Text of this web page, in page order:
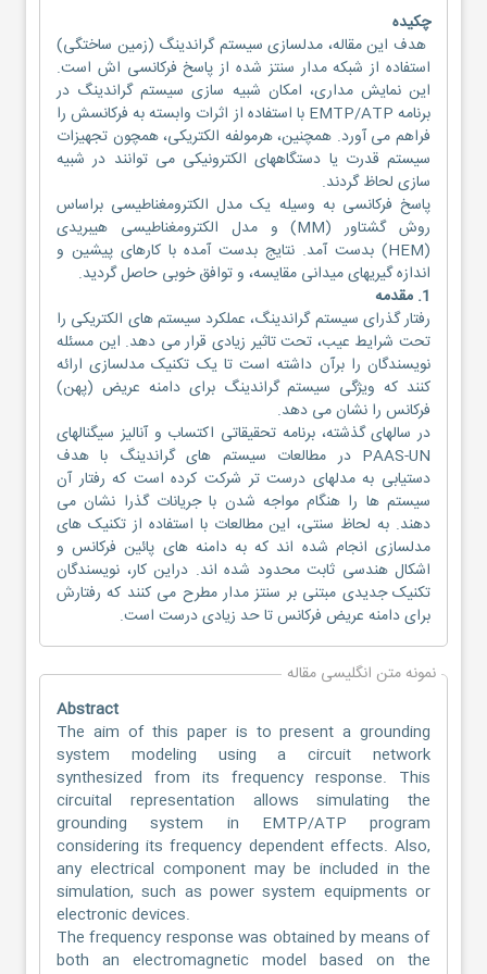
چکیده
هدف این مقاله، مدلسازی سیستم گراندینگ (زمین ساختگی)
استفاده از شبکه مدار سنتز شده از پاسخ فرکانسی اش است.
این نمایش مداری، امکان شبیه سازی سیستم گراندینگ در
برنامه EMTP/ATP با استفاده از اثرات وابسته به فرکانسش را
فراهم می آورد. همچنین، هرمولفه الکتریکی، همچون تجهیزات
سیستم قدرت یا دستگاههای الکترونیکی می توانند در شبیه
سازی لحاظ گردند.
پاسخ فرکانسی به وسیله یک مدل الکترومغناطیسی براساس
روش گشتاور (MM) و مدل الکترومغناطیسی هیبریدی
(HEM) بدست آمد. نتایج بدست آمده با کارهای پیشین و
اندازه گیریهای میدانی مقایسه، و توافق خوبی حاصل گردید.
1. مقدمه
رفتار گذرای سیستم گراندینگ، عملکرد سیستم های الکتریکی را
تحت شرایط عیب، تحت تاثیر زیادی قرار می دهد. این مسئله
نویسندگان را برآن داشته است تا یک تکنیک مدلسازی ارائه
کنند که ویژگی سیستم گراندینگ برای دامنه عریض (پهن)
فرکانس را نشان می دهد.
در سالهای گذشته، برنامه تحقیقاتی اکتساب و آنالیز سیگنالهای
PAAS-UN در مطالعات سیستم های گراندینگ با هدف
دستیابی به مدلهای درست تر شرکت کرده است که رفتار آن
سیستم ها را هنگام مواجه شدن با جریانات گذرا نشان می
دهند. به لحاظ سنتی، این مطالعات با استفاده از تکنیک های
مدلسازی انجام شده اند که به دامنه های پائین فرکانس و
اشکال هندسی ثابت محدود شده اند. دراین کار، نویسندگان
تکنیک جدیدی مبتنی بر سنتز مدار مطرح می کنند که رفتارش
برای دامنه عریض فرکانس تا حد زیادی درست است.
نمونه متن انگلیسی مقاله
Abstract
The aim of this paper is to present a grounding
system modeling using a circuit network
synthesized from its frequency response. This
circuital representation allows simulating the
grounding system in EMTP/ATP program
considering its frequency dependent effects. Also,
any electrical component may be included in the
simulation, such as power system equipments or
electronic devices.
The frequency response was obtained by means of
both an electromagnetic model based on the